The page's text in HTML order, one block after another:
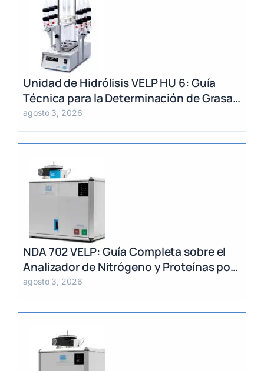
Unidad de Hidrólisis VELP HU 6: Guía
Técnica para la Determinación de Grasa
Total en Alimentos
agosto 3, 2026
NDA 702 VELP: Guía Completa sobre el
Analizador de Nitrógeno y Proteínas por
Método Dumas
agosto 3, 2026